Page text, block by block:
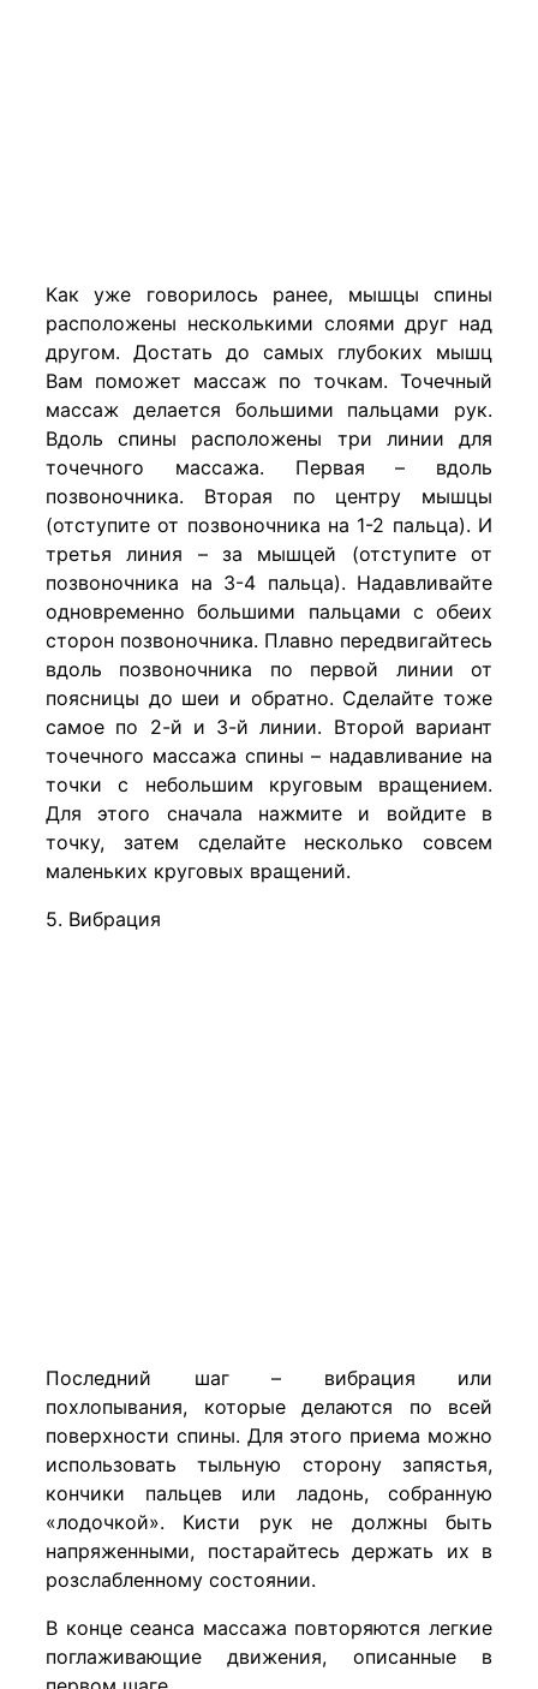
Как уже говорилось ранее, мышцы спины
расположены несколькими слоями друг над
другом. Достать до самых глубоких мышц
Вам поможет массаж по точкам. Точечный
массаж делается большими пальцами рук.
Вдоль спины расположены три линии для
точечного массажа. Первая – вдоль
позвоночника. Вторая по центру мышцы
(отступите от позвоночника на 1-2 пальца). И
третья линия – за мышцей (отступите от
позвоночника на 3-4 пальца). Надавливайте
одновременно большими пальцами с обеих
сторон позвоночника. Плавно передвигайтесь
вдоль позвоночника по первой линии от
поясницы до шеи и обратно. Сделайте тоже
самое по 2-й и 3-й линии. Второй вариант
точечного массажа спины – надавливание на
точки с небольшим круговым вращением.
Для этого сначала нажмите и войдите в
точку, затем сделайте несколько совсем
маленьких круговых вращений.
5. Вибрация
Последний шаг – вибрация или
похлопывания, которые делаются по всей
поверхности спины. Для этого приема можно
использовать тыльную сторону запястья,
кончики пальцев или ладонь, собранную
«лодочкой». Кисти рук не должны быть
напряженными, постарайтесь держать их в
розслабленному состоянии.
В конце сеанса массажа повторяются легкие
поглаживающие движения, описанные в